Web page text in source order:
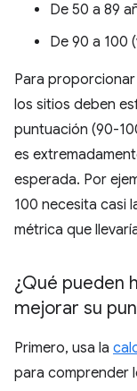
De 50 a 89
De 90 a 100
Para
los sitios deben
puntuación (90-
es
esperada. Por
100 necesita casi
métrica que
¿Qué pueden
mejorar su
Primero, usa la
para comprender